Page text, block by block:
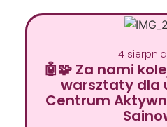
4
🤖🧩 Za nami
warsztaty dla
Centrum